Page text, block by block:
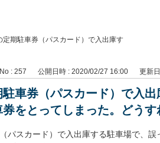
定期駐車券（パスカード）で入出庫す
No : 257 公開日時 : 2020/02/27 16:00 更新
車券（パスカード）で入出
をとってしまった。どうす
パスカード）で入出庫する駐車場で、誤